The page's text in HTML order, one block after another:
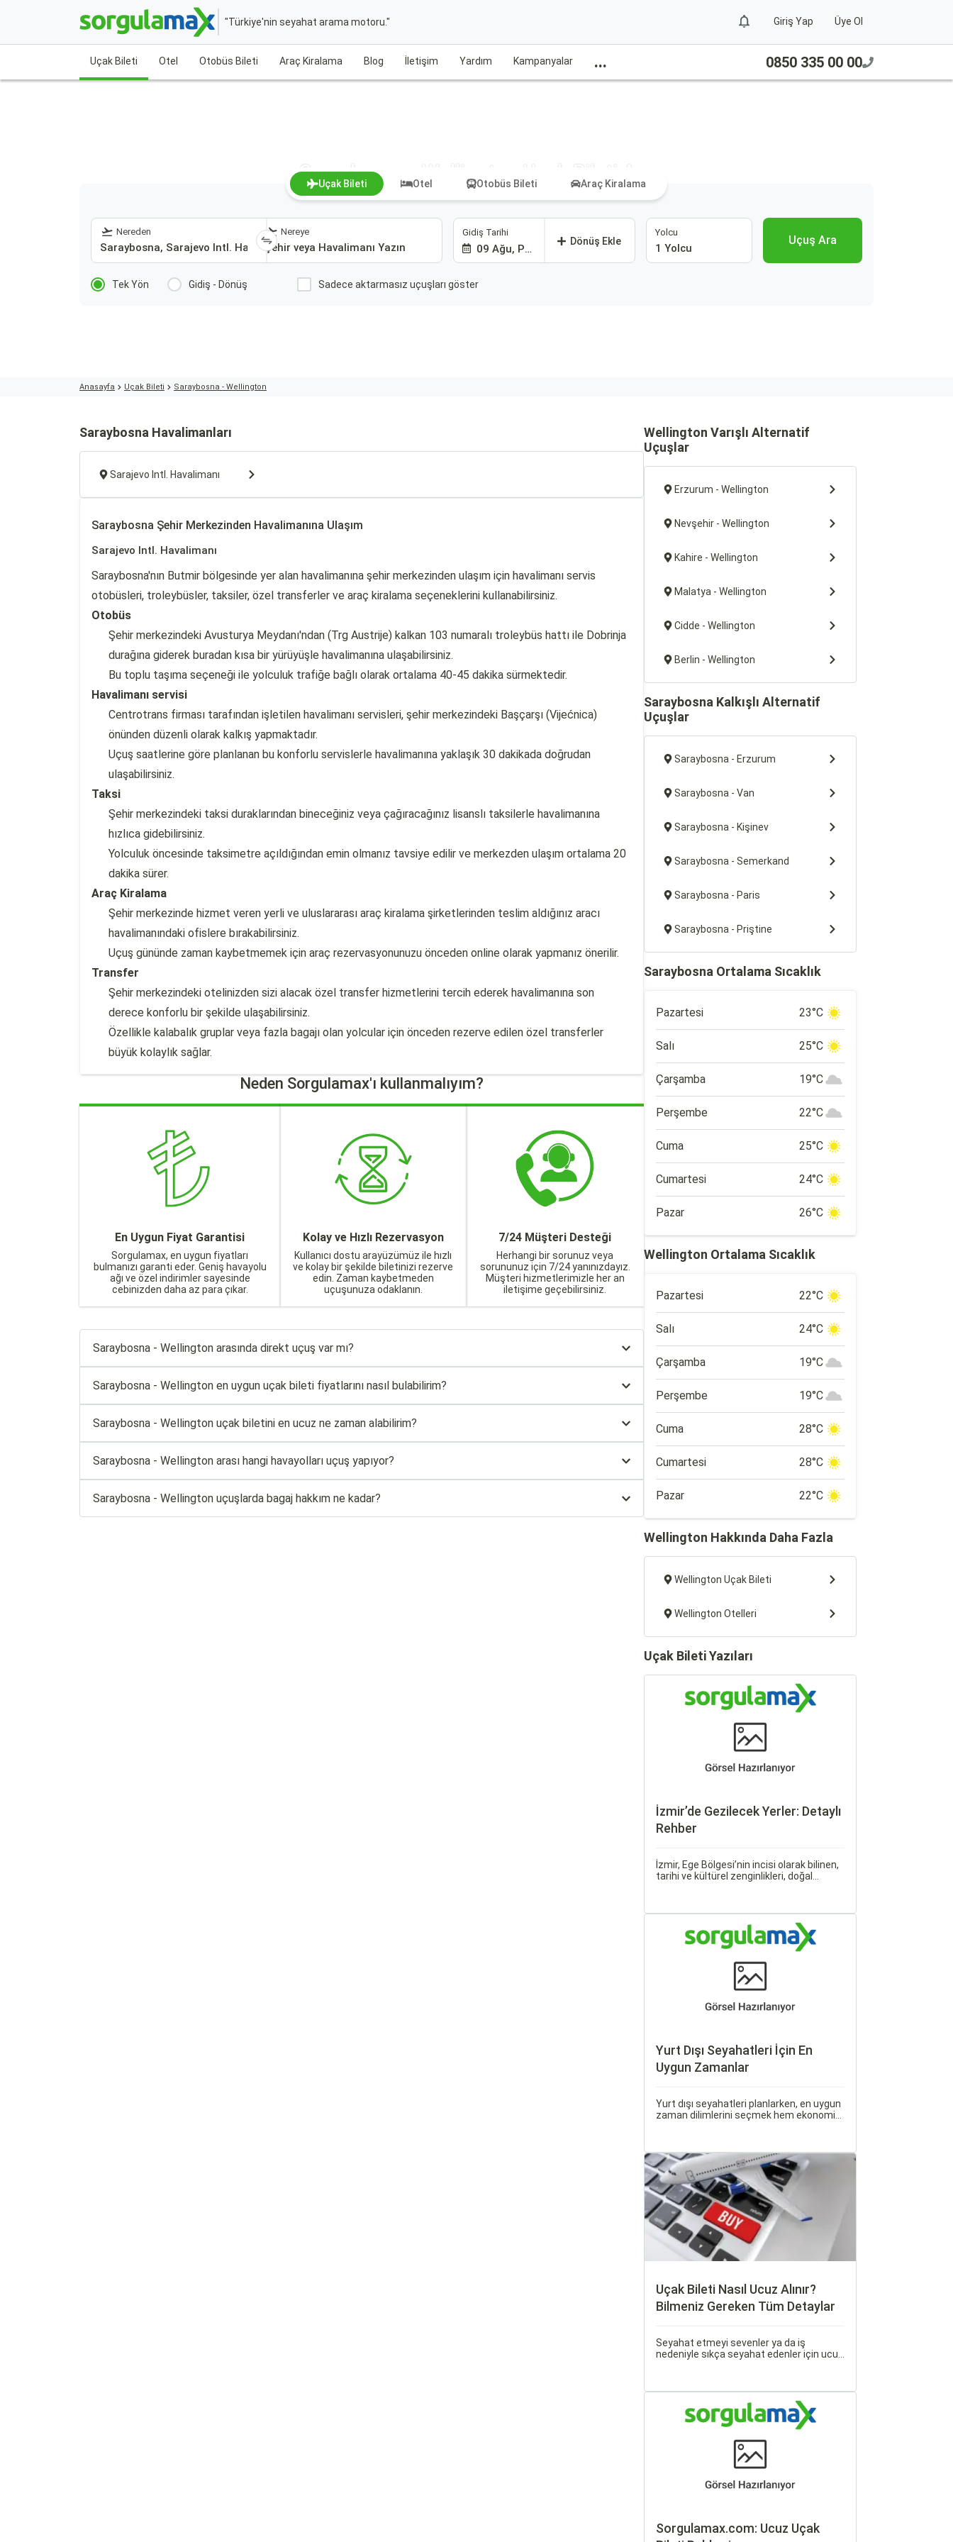
"Türkiye'nin seyahat arama motoru." Giriş Yap Üye Ol
Uçak Bileti Otel Otobüs Bileti Araç Kiralama Blog İletişim Yardım Kampanyalar ... 0850 335 00 00
Saraybosna - Wellington Uçak Bileti Ara
Uçak Bileti Otel Otobüs Bileti Araç Kiralama
Nereden Nereye Gidiş Tarihi
09 Ağu, Paz
Dönüş Ekle
Yolcu
1 Yolcu
Uçuş Ara
Tek Yön Gidiş - Dönüş Sadece aktarmasız uçuşları göster
Anasayfa Uçak Bileti Saraybosna - Wellington
Saraybosna Havalimanları
Sarajevo Intl. Havalimanı
Saraybosna Şehir Merkezinden Havalimanına Ulaşım
Sarajevo Intl. Havalimanı
Saraybosna'nın Butmir bölgesinde yer alan havalimanına şehir merkezinden ulaşım için havalimanı servis
otobüsleri, troleybüsler, taksiler, özel transferler ve araç kiralama seçeneklerini kullanabilirsiniz.
Otobüs
Şehir merkezindeki Avusturya Meydanı'ndan (Trg Austrije) kalkan 103 numaralı troleybüs hattı ile Dobrinja
durağına giderek buradan kısa bir yürüyüşle havalimanına ulaşabilirsiniz.
Bu toplu taşıma seçeneği ile yolculuk trafiğe bağlı olarak ortalama 40-45 dakika sürmektedir.
Havalimanı servisi
Centrotrans firması tarafından işletilen havalimanı servisleri, şehir merkezindeki Başçarşı (Vijećnica)
önünden düzenli olarak kalkış yapmaktadır.
Uçuş saatlerine göre planlanan bu konforlu servislerle havalimanına yaklaşık 30 dakikada doğrudan
ulaşabilirsiniz.
Taksi
Şehir merkezindeki taksi duraklarından bineceğiniz veya çağıracağınız lisanslı taksilerle havalimanına
hızlıca gidebilirsiniz.
Yolculuk öncesinde taksimetre açıldığından emin olmanız tavsiye edilir ve merkezden ulaşım ortalama 20
dakika sürer.
Araç Kiralama
Şehir merkezinde hizmet veren yerli ve uluslararası araç kiralama şirketlerinden teslim aldığınız aracı
havalimanındaki ofislere bırakabilirsiniz.
Uçuş gününde zaman kaybetmemek için araç rezervasyonunuzu önceden online olarak yapmanız önerilir.
Transfer
Şehir merkezindeki otelinizden sizi alacak özel transfer hizmetlerini tercih ederek havalimanına son
derece konforlu bir şekilde ulaşabilirsiniz.
Özellikle kalabalık gruplar veya fazla bagajı olan yolcular için önceden rezerve edilen özel transferler
büyük kolaylık sağlar.
Neden Sorgulamax'ı kullanmalıyım?
En Uygun Fiyat Garantisi
Sorgulamax, en uygun fiyatları
bulmanızı garanti eder. Geniş havayolu
ağı ve özel indirimler sayesinde
cebinizden daha az para çıkar.
Kolay ve Hızlı Rezervasyon
Kullanıcı dostu arayüzümüz ile hızlı
ve kolay bir şekilde biletinizi rezerve
edin. Zaman kaybetmeden
uçuşunuza odaklanın.
7/24 Müşteri Desteği
Herhangi bir sorunuz veya
sorununuz için 7/24 yanınızdayız.
Müşteri hizmetlerimizle her an
iletişime geçebilirsiniz.
Saraybosna - Wellington arasında direkt uçuş var mı?
Saraybosna - Wellington en uygun uçak bileti fiyatlarını nasıl bulabilirim?
Saraybosna - Wellington uçak biletini en ucuz ne zaman alabilirim?
Saraybosna - Wellington arası hangi havayolları uçuş yapıyor?
Saraybosna - Wellington uçuşlarda bagaj hakkım ne kadar?
Wellington Varışlı Alternatif
Uçuşlar
Erzurum - Wellington
Nevşehir - Wellington
Kahire - Wellington
Malatya - Wellington
Cidde - Wellington
Berlin - Wellington
Saraybosna Kalkışlı Alternatif
Uçuşlar
Saraybosna - Erzurum
Saraybosna - Van
Saraybosna - Kişinev
Saraybosna - Semerkand
Saraybosna - Paris
Saraybosna - Priştine
Saraybosna Ortalama Sıcaklık
Pazartesi 23°C
Salı 25°C
Çarşamba 19°C
Perşembe 22°C
Cuma 25°C
Cumartesi 24°C
Pazar 26°C
Wellington Ortalama Sıcaklık
Pazartesi 22°C
Salı 24°C
Çarşamba 19°C
Perşembe 19°C
Cuma 28°C
Cumartesi 28°C
Pazar 22°C
Wellington Hakkında Daha Fazla
Wellington Uçak Bileti
Wellington Otelleri
Uçak Bileti Yazıları
İzmir’de Gezilecek Yerler: Detaylı
Rehber
İzmir, Ege Bölgesi’nin incisi olarak bilinen,
tarihi ve kültürel zenginlikleri, doğal
ait tarihi eserleri, eşsiz plajları ve renkli
gece hayatı ile ziyaretçilerine unutulmaz
deneyimler sunmaktadır.
Yurt Dışı Seyahatleri İçin En
Uygun Zamanlar
Yurt dışı seyahatleri planlarken, en uygun
zaman dilimlerini seçmek hem ekonomik
günlerini ve Sorgulamax.
Uçak Bileti Nasıl Ucuz Alınır?
Bilmeniz Gereken Tüm Detaylar
Seyahat etmeyi sevenler ya da iş
nedeniyle sıkça seyahat edenler için ucuz
zamanda ve doğru yöntemlerle uçak
bileti almanın birçok püf noktası var.
Sorgulamax.com: Ucuz Uçak